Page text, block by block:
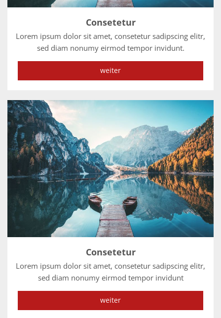
Consetetur
Lorem ipsum dolor sit amet, consetetur sadipscing elitr,
sed diam nonumy eirmod tempor invidunt.
weiter
Consetetur
Lorem ipsum dolor sit amet, consetetur sadipscing elitr,
sed diam nonumy eirmod tempor invidunt
weiter